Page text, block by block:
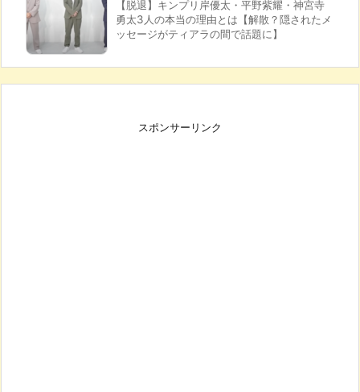
【脱退】キンプリ岸優太・平野紫耀・神宮寺
勇太3人の本当の理由とは【解散？隠されたメ
ッセージがティアラの間で話題に】
スポンサーリンク